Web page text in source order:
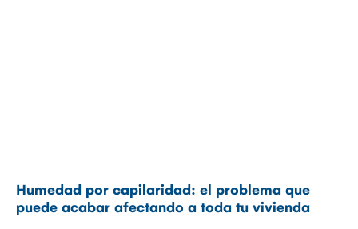
Humedad por capilaridad: el problema que
puede acabar afectando a toda tu vivienda